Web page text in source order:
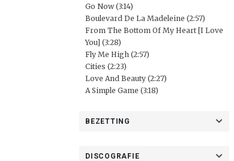
Go Now (3:14)
Boulevard De La Madeleine (2:57)
From The Bottom Of My Heart [I Love
You] (3:28)
Fly Me High (2:57)
Cities (2:23)
Love And Beauty (2:27)
A Simple Game (3:18)
BEZETTING
DISCOGRAFIE